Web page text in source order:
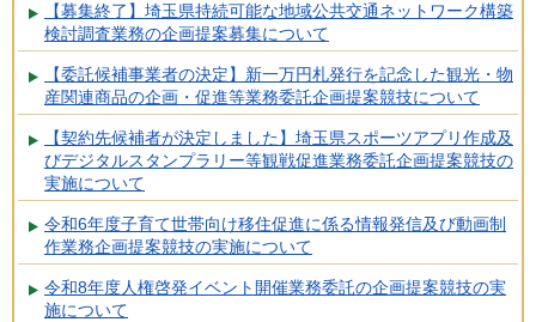
【募集終了】埼玉県持続可能な地域公共交通ネットワーク構築
検討調査業務の企画提案募集について
【委託候補事業者の決定】新一万円札発行を記念した観光・物
産関連商品の企画・促進等業務委託企画提案競技について
【契約先候補者が決定しました】埼玉県スポーツアプリ作成及
びデジタルスタンプラリー等観戦促進業務委託企画提案競技の
実施について
令和6年度子育て世帯向け移住促進に係る情報発信及び動画制
作業務企画提案競技の実施について
令和8年度人権啓発イベント開催業務委託の企画提案競技の実
施について